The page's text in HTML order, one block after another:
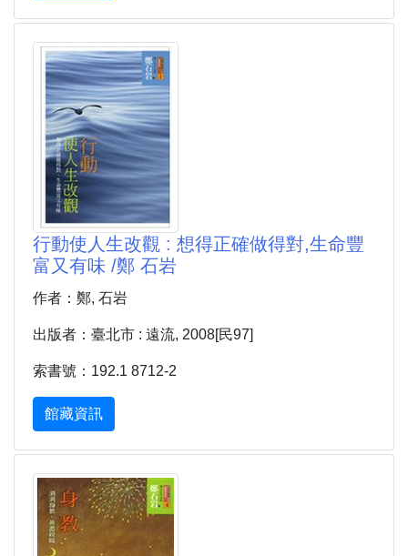
行動使人生改觀 : 想得正確做得對,生命豐
富又有味 /鄭 石岩
作者：鄭, 石岩
出版者：臺北市 : 遠流, 2008[民97]
索書號：192.1 8712-2
館藏資訊